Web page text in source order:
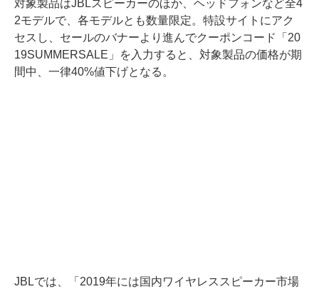
対象製品はJBLスピーカーのほか、ヘッドフォンなど全4
2モデルで、各モデルとも数量限定。特設サイトにアク
セスし、セールのバナーより進んでクーポンコード「20
19SUMMERSALE」を入力すると、対象製品の価格が期
間中、一律40%値下げとなる。
JBLでは、「2019年には国内ワイヤレススピーカー市場